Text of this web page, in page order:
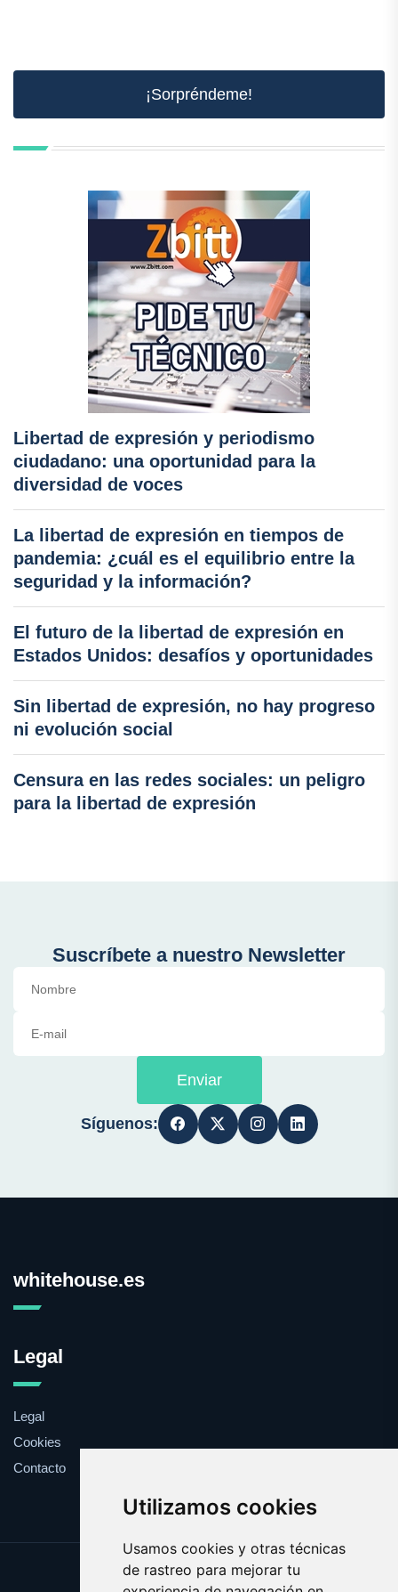
Utilizamos cookies
Usamos cookies y otras técnicas
de rastreo para mejorar tu
¡Sorpréndeme!
Libertad de expresión y periodismo
ciudadano: una oportunidad para la
diversidad de voces
La libertad de expresión en tiempos de
pandemia: ¿cuál es el equilibrio entre la
seguridad y la información?
El futuro de la libertad de expresión en
Estados Unidos: desafíos y oportunidades
Sin libertad de expresión, no hay progreso
ni evolución social
Censura en las redes sociales: un peligro
para la libertad de expresión
Suscríbete a nuestro Newsletter
Enviar
Síguenos:
whitehouse.es
Legal
Legal
Cookies
Contacto
Update cookies preferences